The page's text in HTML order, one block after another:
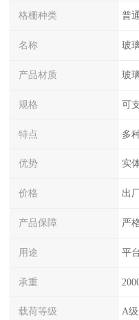
格栅种类
名称 玻
产品材质 玻
规格 可
特点 多
优势 实
价格 出
产品保障 严
用途 平
承重
载荷等级 A级